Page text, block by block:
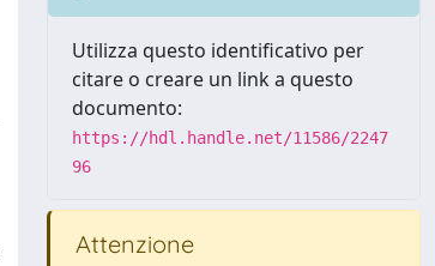
Utilizza questo identificativo per
citare o creare un link a questo
documento:
https://hdl.handle.net/11586/2247
96
Attenzione